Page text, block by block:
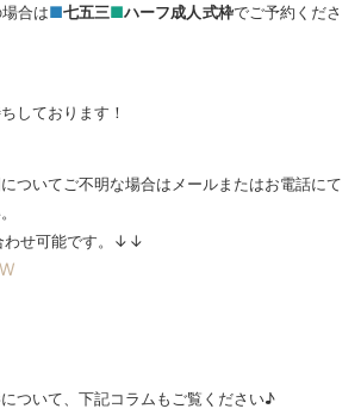
合は■七五三■ハーフ成人式枠でご予約くださ
しております！
ついてご不明な場合はメールまたはお電話にて
わせ可能です。↓↓
ついて、下記コラムもご覧ください♪